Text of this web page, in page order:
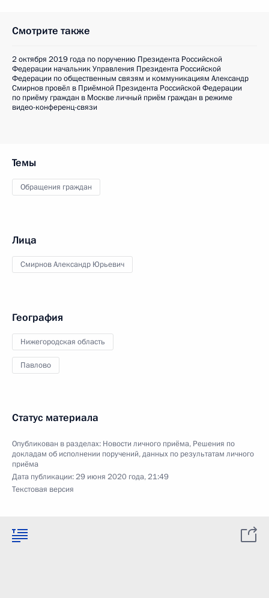
Смотрите также
2 октября 2019 года по поручению Президента Российской
Федерации начальник Управления Президента Российской
Федерации по общественным связям и коммуникациям Александр
Смирнов провёл в Приёмной Президента Российской Федерации
по приёму граждан в Москве личный приём граждан в режиме
видео-конференц-связи
Темы
Обращения граждан
Лица
Смирнов Александр Юрьевич
География
Нижегородская область
Павлово
Статус материала
Опубликован в разделах: Новости личного приёма, Решения по
докладам об исполнении поручений, данных по результатам личного
приёма
Дата публикации:29 июня 2020 года, 21:49
Текстовая версия